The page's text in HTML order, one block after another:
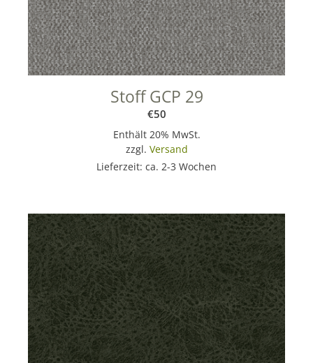
Stoff GCP 29
€50
Enthält 20% MwSt.
zzgl. Versand
Lieferzeit: ca. 2-3 Wochen